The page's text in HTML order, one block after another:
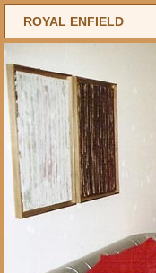
ROYAL ENFIELD